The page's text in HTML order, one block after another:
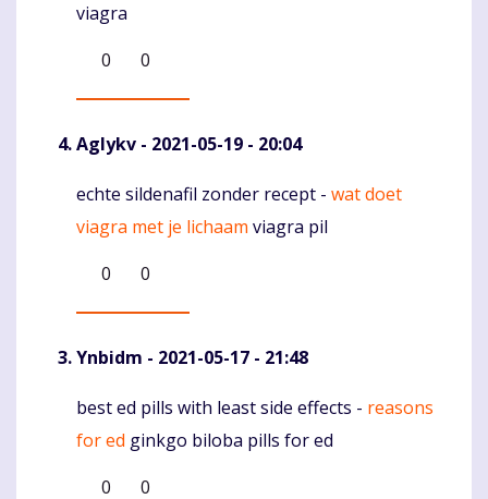
viagra
0
0
Aglykv - 2021-05-19 - 20:04
Komentaras
echte sildenafil zonder recept - wat doet
viagra met je lichaam viagra pil
0
0
Ynbidm - 2021-05-17 - 21:48
Komentaras
best ed pills with least side effects - reasons
for ed ginkgo biloba pills for ed
0
0